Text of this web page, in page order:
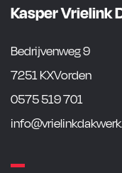
Kasper Vrielink
Bedrijvenweg 9
7251 KXVorden
0575 519 701